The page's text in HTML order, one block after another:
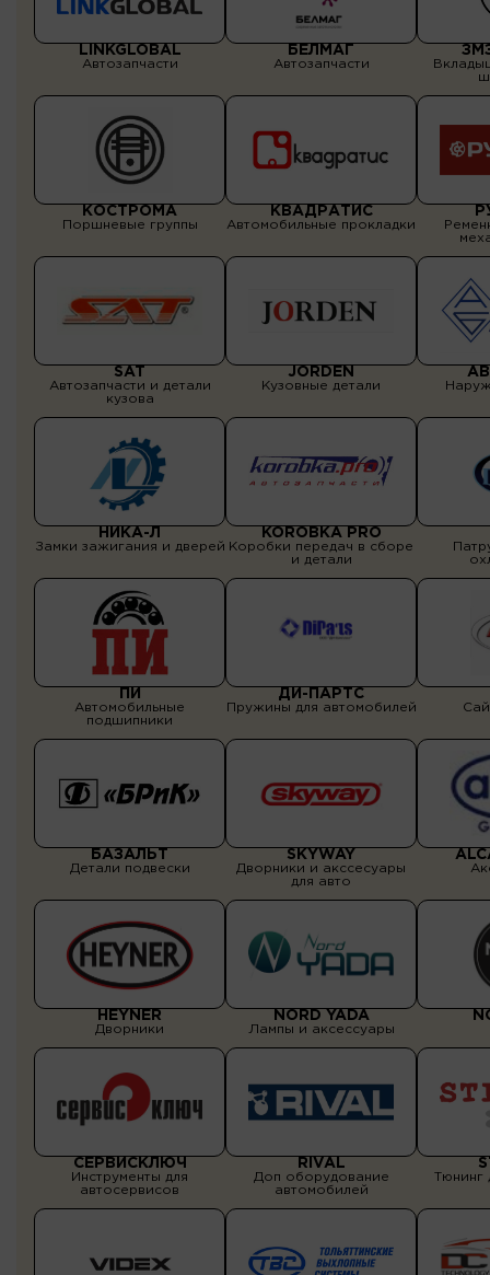
LINKGLOBAL
Автозапчасти
БЕЛМАГ
Автозапчасти
КОСТРОМА
Поршневые группы
КВАДРАТИС
Автомобильные прокладки
SAT
Автозапчасти и детали
кузова
JORDEN
Кузовные детали
НИКА-Л
Замки зажигания и дверей
KOROBKA PRO
Коробки передач в сборе
и детали
ПИ
Автомобильные
подшипники
ДИ-ПАРТС
Пружины для автомобилей
БАЗАЛЬТ
Детали подвески
SKYWAY
Дворники и акссесуары
для авто
HEYNER
Дворники
NORD YADA
Лампы и аксессуары
СЕРВИСКЛЮЧ
Инструменты для
автосервисов
RIVAL
Доп оборудование
автомобилей
Тюнинг